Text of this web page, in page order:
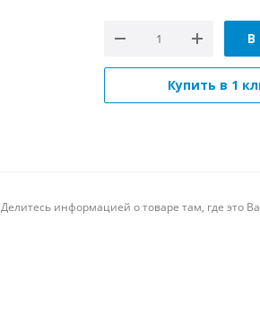
В
Купить в 1
Делитесь информацией о товаре там, где это